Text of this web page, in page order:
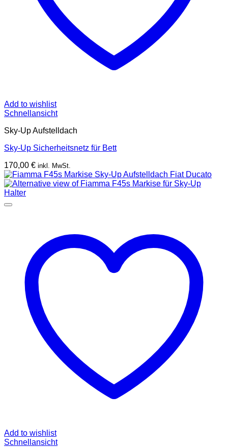
Add to wishlist
Schnellansicht
Sky-Up Aufstelldach
Sky-Up Sicherheitsnetz für Bett
170,00 € inkl. MwSt.
Add to wishlist
Schnellansicht